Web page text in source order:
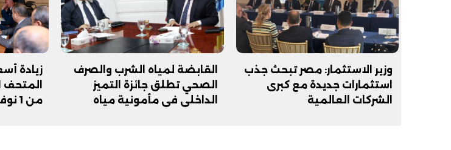
وزير الاستثمار: مصر تبحث جذب
استثمارات جديدة مع كبرى
الشركات العالمية
القابضة لمياه الشرب والصرف
الصحي تطلق جائزة التميز
الداخلي في مأمونية مياه
زيادة
المتحف
من 1 نوفمبر